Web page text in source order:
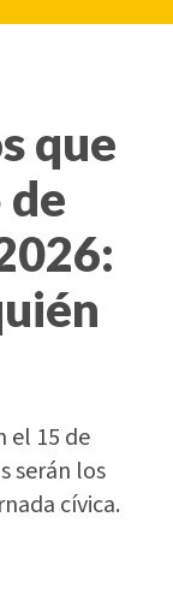
que
el 15 de
serán los
cívica.